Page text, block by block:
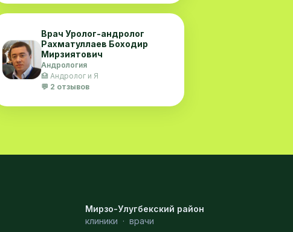
Врач Уролог-андролог
Рахматуллаев Боходир
Мирзиятович
Андрология
🏥 Андролог и Я
💬 2 отзывов
Мирзо-Улугбекский район
клиники · врачи